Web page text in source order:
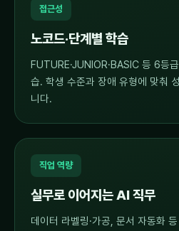
접근성
노코드·단계별 학습
FUTURE·JUNIOR·BASIC 등 6등
습. 학생 수준과 장애 유형에 맞춰
니다.
직업 역량
실무로 이어지는 AI 직무
데이터 라벨링·가공, 문서 자동화